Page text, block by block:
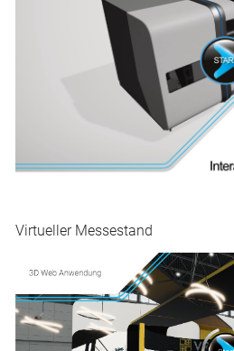
Virtueller Messestand